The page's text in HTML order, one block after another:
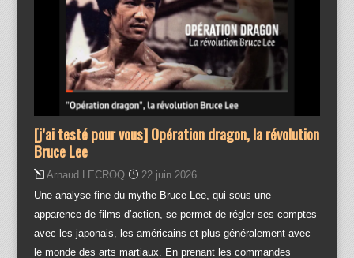
[j’ai testé pour vous] Opération dragon, la révolution
Bruce Lee
Arnaud LECROQ
22 juin 2026
Une analyse fine du mythe Bruce Lee, qui sous une
apparence de films d’action, se permet de régler ses comptes
avec les japonais, les américains et plus généralement avec
le monde des arts martiaux. En prenant les commandes